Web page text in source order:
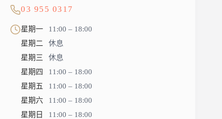
03 955 0317
星期一
11:00 – 18:00
星期二
休息
星期三
休息
星期四
11:00 – 18:00
星期五
11:00 – 18:00
星期六
11:00 – 18:00
星期日
11:00 – 18:00